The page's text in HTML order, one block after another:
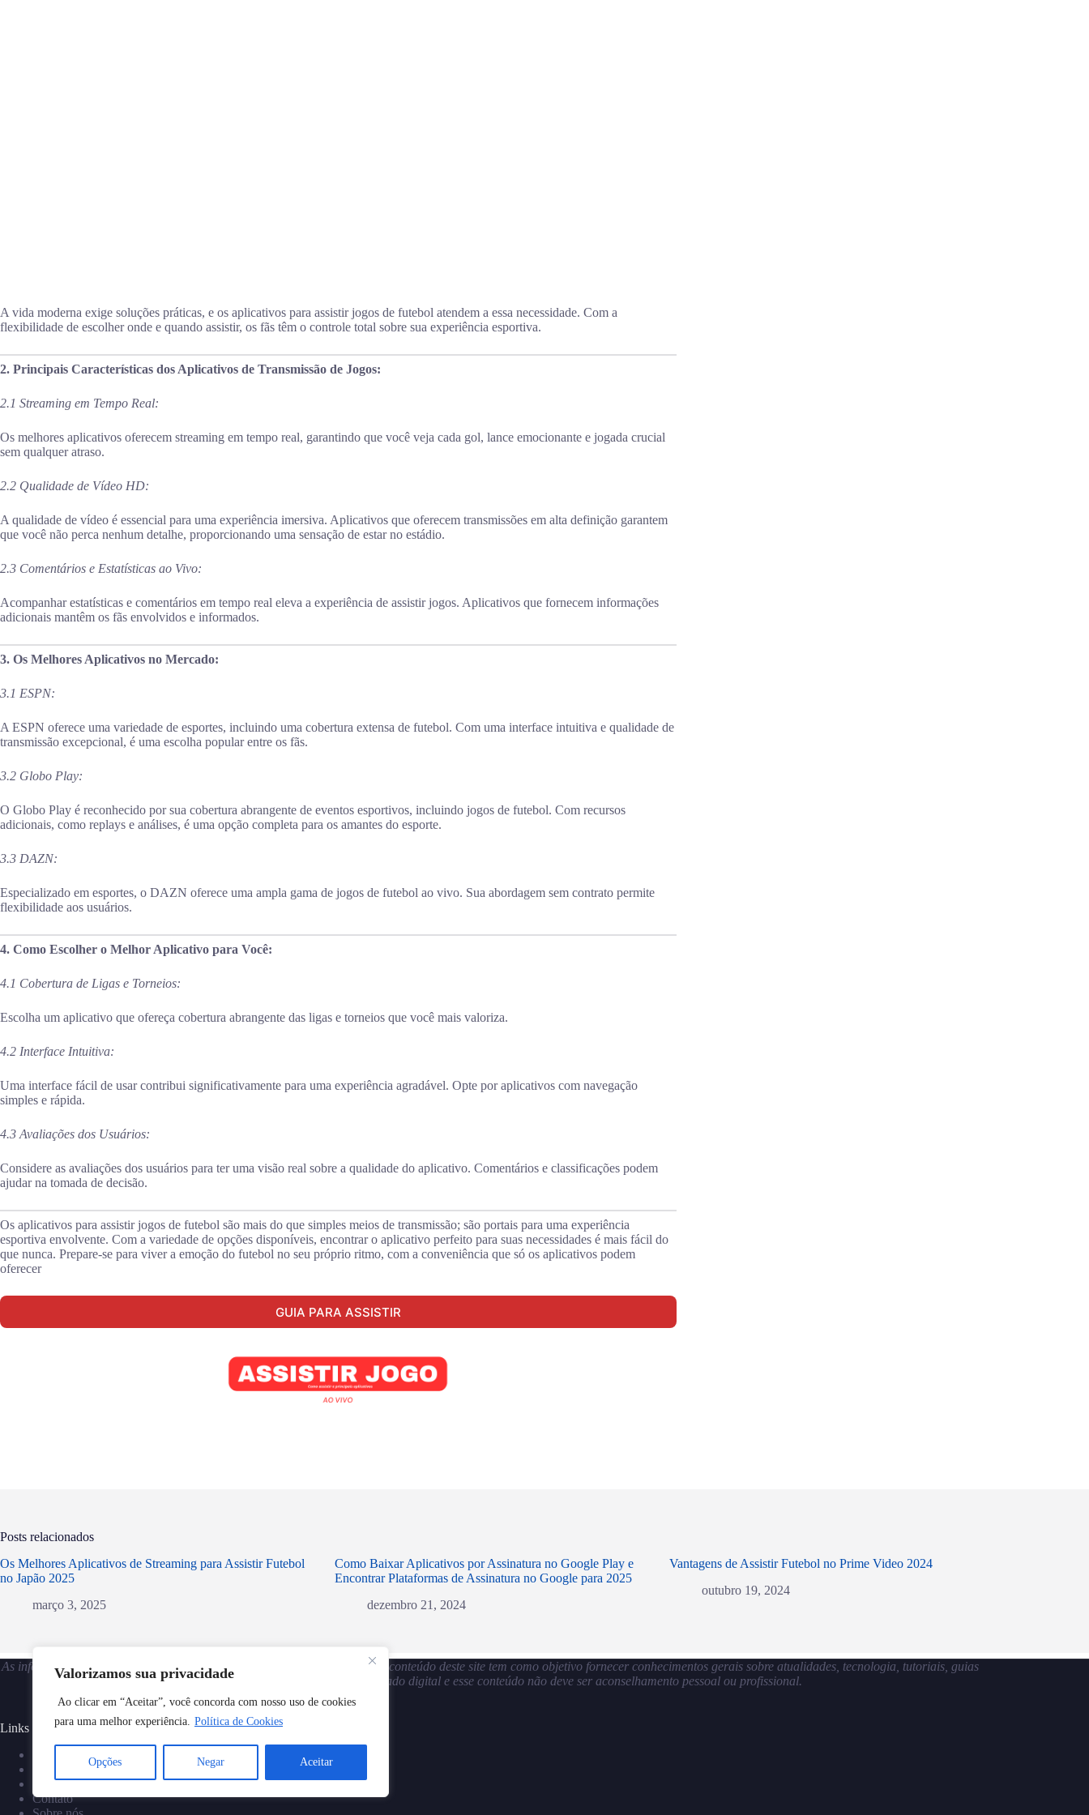
Valorizamos sua privacidade
Ao clicar em “Aceitar”, você concorda com nosso uso de cookies
para uma melhor experiência. Política de Cookies
Opções Negar Aceitar
A vida moderna exige soluções práticas, e os aplicativos para assistir jogos de futebol atendem a essa necessidade. Com a
flexibilidade de escolher onde e quando assistir, os fãs têm o controle total sobre sua experiência esportiva.
2. Principais Características dos Aplicativos de Transmissão de Jogos:
2.1 Streaming em Tempo Real:
Os melhores aplicativos oferecem streaming em tempo real, garantindo que você veja cada gol, lance emocionante e jogada crucial
sem qualquer atraso.
2.2 Qualidade de Vídeo HD:
A qualidade de vídeo é essencial para uma experiência imersiva. Aplicativos que oferecem transmissões em alta definição garantem
que você não perca nenhum detalhe, proporcionando uma sensação de estar no estádio.
2.3 Comentários e Estatísticas ao Vivo:
Acompanhar estatísticas e comentários em tempo real eleva a experiência de assistir jogos. Aplicativos que fornecem informações
adicionais mantêm os fãs envolvidos e informados.
3. Os Melhores Aplicativos no Mercado:
3.1 ESPN:
A ESPN oferece uma variedade de esportes, incluindo uma cobertura extensa de futebol. Com uma interface intuitiva e qualidade de
transmissão excepcional, é uma escolha popular entre os fãs.
3.2 Globo Play:
O Globo Play é reconhecido por sua cobertura abrangente de eventos esportivos, incluindo jogos de futebol. Com recursos
adicionais, como replays e análises, é uma opção completa para os amantes do esporte.
3.3 DAZN:
Especializado em esportes, o DAZN oferece uma ampla gama de jogos de futebol ao vivo. Sua abordagem sem contrato permite
flexibilidade aos usuários.
4. Como Escolher o Melhor Aplicativo para Você:
4.1 Cobertura de Ligas e Torneios:
Escolha um aplicativo que ofereça cobertura abrangente das ligas e torneios que você mais valoriza.
4.2 Interface Intuitiva:
Uma interface fácil de usar contribui significativamente para uma experiência agradável. Opte por aplicativos com navegação
simples e rápida.
4.3 Avaliações dos Usuários:
Considere as avaliações dos usuários para ter uma visão real sobre a qualidade do aplicativo. Comentários e classificações podem
ajudar na tomada de decisão.
Os aplicativos para assistir jogos de futebol são mais do que simples meios de transmissão; são portais para uma experiência
esportiva envolvente. Com a variedade de opções disponíveis, encontrar o aplicativo perfeito para suas necessidades é mais fácil do
que nunca. Prepare-se para viver a emoção do futebol no seu próprio ritmo, com a conveniência que só os aplicativos podem
oferecer
GUIA PARA ASSISTIR
Posts relacionados
Os Melhores Aplicativos de Streaming para Assistir Futebol
no Japão 2025
março 3, 2025
Como Baixar Aplicativos por Assinatura no Google Play e
Encontrar Plataformas de Assinatura no Google para 2025
dezembro 21, 2024
Vantagens de Assistir Futebol no Prime Video 2024
outubro 19, 2024
As informações fornecidas neste blog são apenas para fins informativos. O conteúdo deste site tem como objetivo fornecer conhecimentos gerais sobre atualidades, tecnologia, tutoriais, guias
e sobre os principais aplicativos do mercado digital e esse conteúdo não deve ser aconselhamento pessoal ou profissional.
Links úteis:
Política de privacidade
Termos e condições
Contato